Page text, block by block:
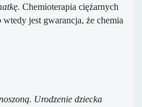
Chemioterapia ciężarnych
jest gwarancja, że chemia
Urodzenie dziecka